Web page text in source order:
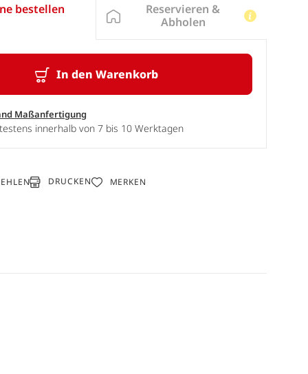
bestellen
In den Warenkorb
Maßanfertigung
innerhalb von 7 bis 10 Werktagen
Reservieren &
Abholen
DRUCKEN MERKEN